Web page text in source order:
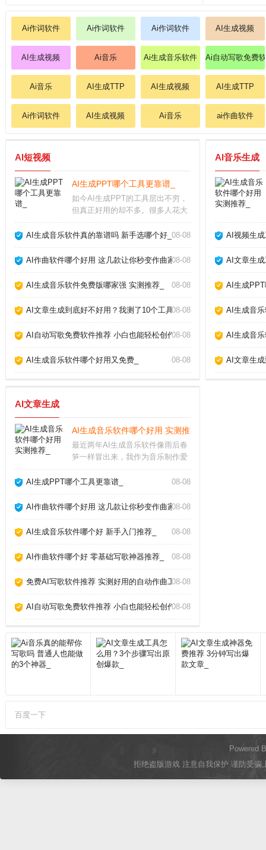
Ai作词软件 Ai作词软件 Ai作词软件 AI生成视频
AI生成视频 Ai音乐 Ai生成音乐软件 Ai自动写歌免费
Ai音乐 AI生成TTP AI生成视频 AI生成TTP
Ai作词软件 AI生成视频 Ai音乐 ai作曲软件
AI短视频
AI生成PPT哪个工具更靠谱_
如今AI生成PPT的工具层出不穷，
但真正好用的却不多。很多人花大
直接用AI一键生成。本文结合我使
那些“假智能”的坑，找到最适合自
AI生成音乐软件真的靠谱吗 新手选哪个好_ 08-08
AI作曲软件哪个好用 这几款让你秒变作曲家_08-08
AI生成音乐软件免费版哪家强 实测推荐_ 08-08
AI文章生成到底好不好用？我测了10个工具告诉你真相_
08-08
AI自动写歌免费软件推荐 小白也能轻松创作_08-08
AI生成音乐软件哪个好用又免费_ 08-08
AI音乐生成
AI视频生
AI文章生
AI生成
AI生成音
AI生成音
AI文章生
AI文章生成
AI生成音乐软件哪个好用 实测推荐_
最近两年AI生成音乐软件像雨后春
笋一样冒出来，我作为音乐制作爱
个遍。说实话，从最初的简单旋律
的完整作品，进步速度让人惊叹。
AI生成PPT哪个工具更靠谱_ 08-08
AI作曲软件哪个好用 这几款让你秒变作曲家_08-08
AI生成音乐软件哪个好 新手入门推荐_ 08-08
AI作曲软件哪个好 零基础写歌神器推荐_ 08-08
免费AI写歌软件推荐 实测好用的自动作曲工具_
08-08
AI自动写歌免费软件推荐 小白也能轻松创作_08-08
百度一下
Powered
拒绝盗版游戏 注意自我保护 谨防受